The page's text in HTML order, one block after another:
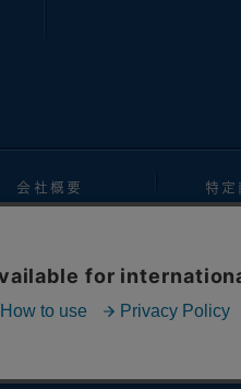
会社概要 特定
キスト、画像などの無断複製、転載、第
unauthorized duplication and